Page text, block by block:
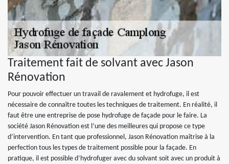
Traitement fait de solvant avec Jason
Rénovation
Pour pouvoir effectuer un travail de ravalement et hydrofuge, il est
nécessaire de connaître toutes les techniques de traitement. En réalité, il
faut être une entreprise de pose hydrofuge de façade pour le faire. La
société Jason Rénovation est l’une des meilleures qui propose ce type
d’intervention. En tant que professionnel, Jason Rénovation maîtrise à la
perfection tous les types de traitement possible pour la façade. En
pratique, il est possible d’hydrofuger avec du solvant soit avec un produit à